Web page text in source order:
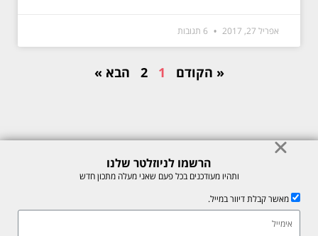
אפריל 27, 2017
« הקודם 1
2 הבא »
© כל הזכויות לתוכן באתר שמורות למיכל רוזנבך 2026. אין להעתיק או לשכפל
אתר זה מוגן על ידי reCAPTCHA של חברת Google, לצפייה ב-
הרשמו לניוזלטר שלנו
ותהיו מעודכנים בכל פעם שאני מעלה מתכון חדש
מאשר קבלת דיוור במייל.